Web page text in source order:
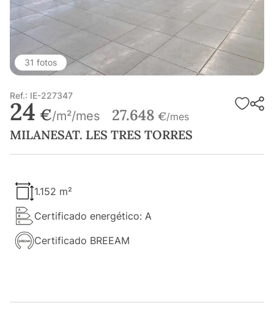
31 fotos
Ref.: IE-227347
24 €/m²/mes 27.648 €/mes
MILANESAT. LES TRES TORRES
1.152 m²
Certificado energético: A
Certificado BREEAM